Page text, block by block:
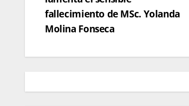
de
entradas
fallecimiento de MSc. Yolanda
Molina Fonseca